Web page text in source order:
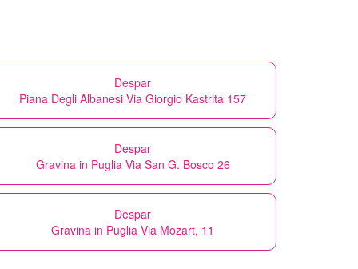
Despar
Piana Degli Albanesi Via Giorgio Kastrita 157
Despar
Gravina in Puglia Via San G. Bosco 26
Despar
Gravina in Puglia Via Mozart, 11